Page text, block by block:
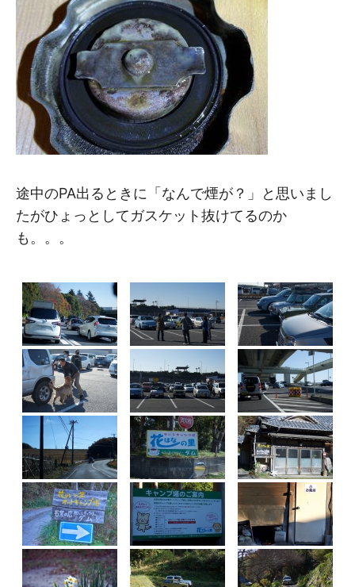
途中のPA出るときに「なんで煙が？」と思いまし
たがひょっとしてガスケット抜けてるのか
も。。。